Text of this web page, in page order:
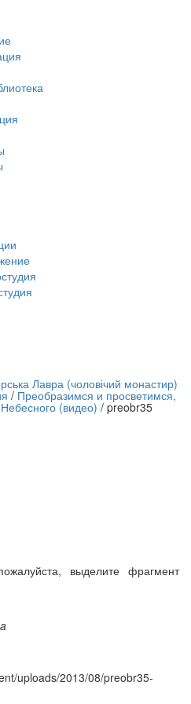
Лавра (чоловічий монастир)
/ Преобразимся и просветимся,
(видео) / preobr35
выделите фрагмент
uploads/2013/08/preobr35-